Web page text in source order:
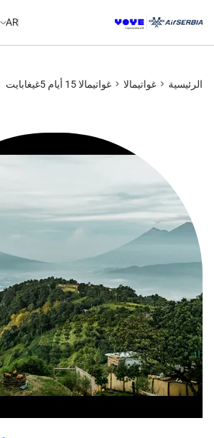
AR
الرئيسية غواتيمالا غواتيمالا 15 أيام 5غيغابايت